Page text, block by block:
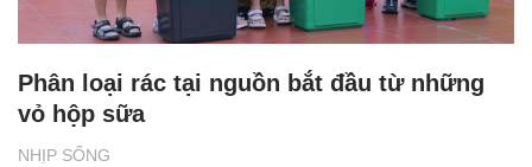
NHỊP SỐNG
Phân loại rác tại nguồn bắt đầu từ những
vỏ hộp sữa